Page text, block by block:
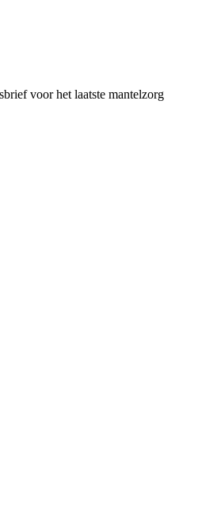
voor het laatste mantelzorg